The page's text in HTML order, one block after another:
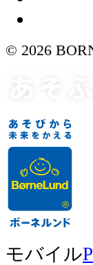
© 2026
モバイル